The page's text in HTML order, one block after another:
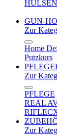
HÜLSEN
GUN-
Zur
Home
Putzkurs
Zur
PFLEGE
REAL
Zur